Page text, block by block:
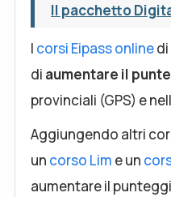
Il pacchetto
I corsi Eipass online
di aumentare il
provinciali (GPS) e
Aggiungendo altri
un corso Lim e un
aumentare il